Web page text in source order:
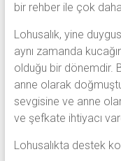
bir rehber ile çok
Lohusalık, yine
aynı zamanda
olduğu bir dönemdir.
anne olarak
sevgisine ve anne
ve şefkate ihtiyacı
Lohusalıkta destek